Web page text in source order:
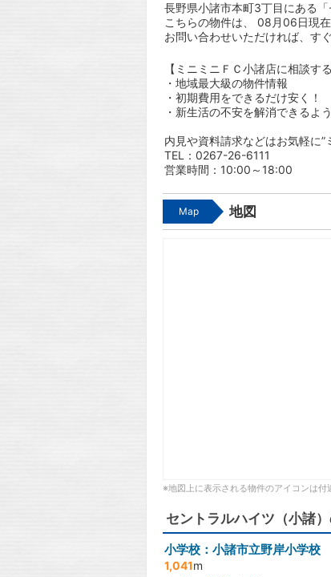
長野県小諸市本町3丁目にある
こちらの物件は、 08月06日現在
お問い合わせいただければ、す
【ミニミニＦＣ小諸店に相談す
・地域最大級の物件情報
・初期費用をできるだけ安く！
・新生活の不安を解消できるよ
内見や資料請求などはお気軽に”
TEL：0267-26-6111
営業時間：10:00～18:00
Map 地図
※地図上に表示される物件のアイコンは付
セントラルハイツ（小諸
小学校：小諸市立野岸小学校
1,041m